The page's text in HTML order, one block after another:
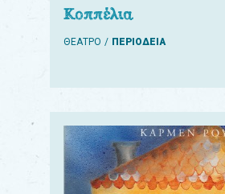
Κοππέλια
ΘΕΑΤΡΟ ΠΕΡΙΟΔΕΙΑ